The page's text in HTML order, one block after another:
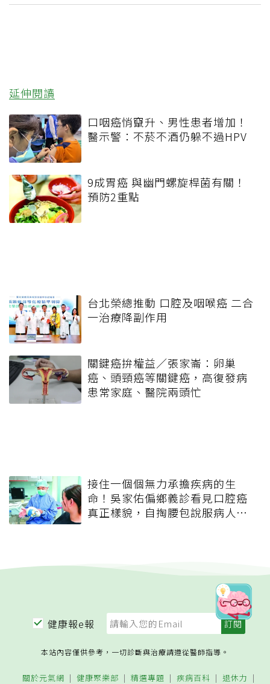
延伸閱讀
口咽癌悄竄升、男性患者增加！
醫示警：不菸不酒仍躲不過HPV
9成胃癌 與幽門螺旋桿菌有關！
預防2重點
台北榮總推動 口腔及咽喉癌 二合
一治療降副作用
關鍵癌拚權益／張家崙：卵巢
癌、頭頸癌等關鍵癌，高復發病
患常家庭、醫院兩頭忙
接住一個個無力承擔疾病的生
命！吳家佑偏鄉義診看見口腔癌
真正樣貌，自掏腰包說服病人治
健康報e報
本站內容僅供參考，一切診斷與治療請遵從醫師指導。
關於元氣網 健康聚樂部 精選專題 疾病百科 退休力